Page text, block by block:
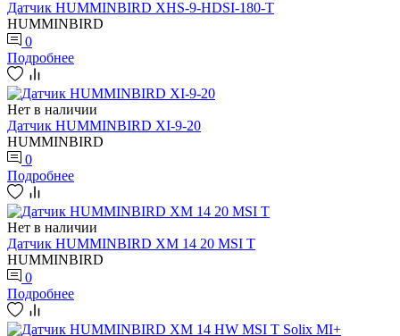
Датчик HUMMINBIRD XHS-9-HDSI-180-T
HUMMINBIRD
0
Подробнее
Нет в наличии
Датчик HUMMINBIRD XI-9-20
HUMMINBIRD
0
Подробнее
Нет в наличии
Датчик HUMMINBIRD XM 14 20 MSI T
HUMMINBIRD
0
Подробнее